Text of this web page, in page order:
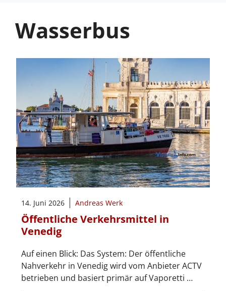
Wasserbus
14. Juni 2026 Andreas Werk
Öffentliche Verkehrsmittel in
Venedig
Auf einen Blick: Das System: Der öffentliche
Nahverkehr in Venedig wird vom Anbieter ACTV
betrieben und basiert primär auf Vaporetti …